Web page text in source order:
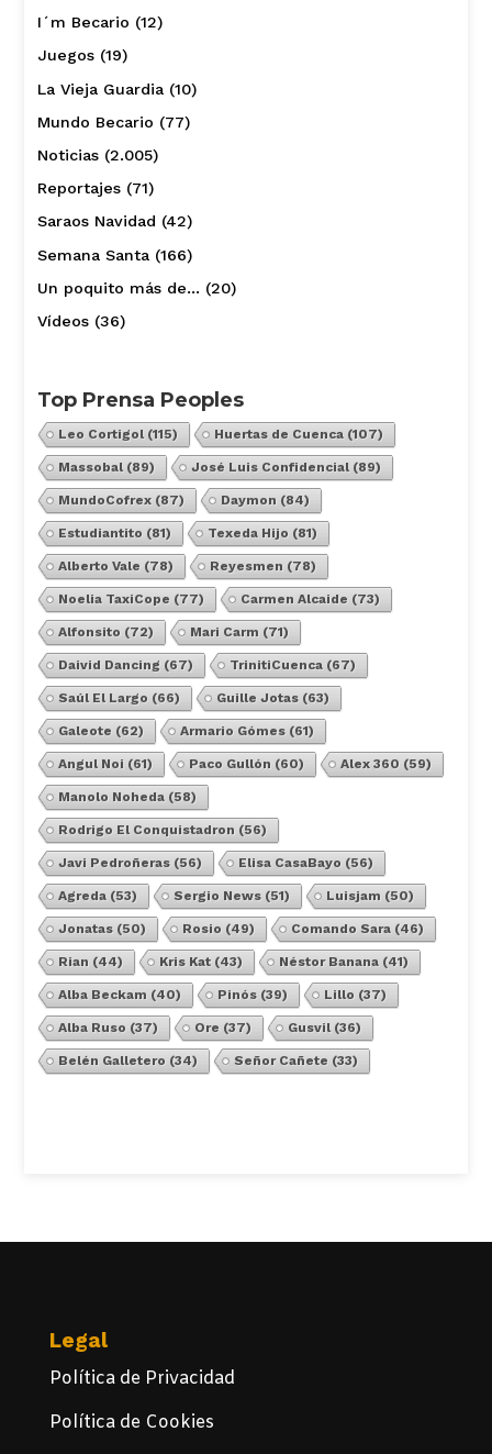
I´m Becario (12)
Juegos(19)
La Vieja Guardia(10)
Mundo Becario (77)
Noticias(2.005)
Reportajes(71)
Saraos Navidad (42)
Semana Santa(166)
Un poquito más de… (20)
Vídeos(36)
Top Prensa Peoples
Leo Cortigol(115) Huertas de Cuenca(107)
Massobal(89) José Luis Confidencial(89)
MundoCofrex(87) Daymon (84)
Estudiantito (81) Texeda Hijo (81)
Alberto Vale (78) Reyesmen (78)
Noelia TaxiCope (77) Carmen Alcaide (73)
Alfonsito (72) Mari Carm (71)
Daivid Dancing (67) TrinitiCuenca(67)
Saúl El Largo (66) Guille Jotas(63)
Galeote (62) Armario Gómes(61)
Angul Noi (61) Paco Gullón (60) Alex 360 (59)
Manolo Noheda(58)
Rodrigo El Conquistadron (56)
Javi Pedroñeras(56) Elisa CasaBayo (56)
Agreda(53) Sergio News(51) Luisjam (50)
Jonatas(50) Rosio (49) Comando Sara(46)
Rian (44) Kris Kat(43) Néstor Banana(41)
Alba Beckam (40) Pinós(39) Lillo (37)
Alba Ruso (37) Ore (37) Gusvil(36)
Belén Galletero (34) Señor Cañete (33)
Legal
Política de Privacidad
Política de Cookies